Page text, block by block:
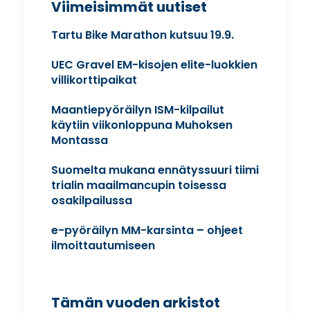
Viimeisimmät uutiset
Tartu Bike Marathon kutsuu 19.9.
UEC Gravel EM-kisojen elite-luokkien
villikorttipaikat
Maantiepyöräilyn ISM-kilpailut
käytiin viikonloppuna Muhoksen
Montassa
Suomelta mukana ennätyssuuri tiimi
trialin maailmancupin toisessa
osakilpailussa
e-pyöräilyn MM-karsinta – ohjeet
ilmoittautumiseen
Tämän vuoden arkistot